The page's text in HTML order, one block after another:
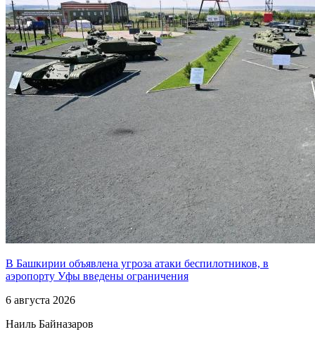
В Башкирии объявлена угроза атаки беспилотников, в
аэропорту Уфы введены ограничения
6 августа 2026
Наиль Байназаров